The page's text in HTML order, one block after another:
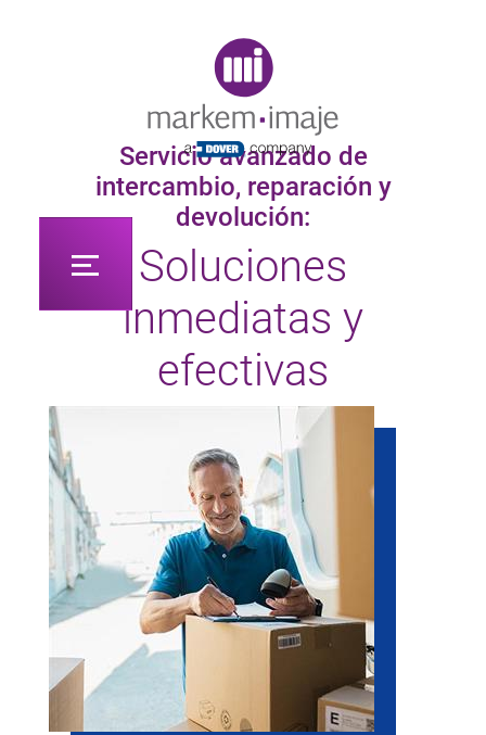
Servicio avanzado de
intercambio, reparación y
devolución:
Soluciones
inmediatas y
efectivas